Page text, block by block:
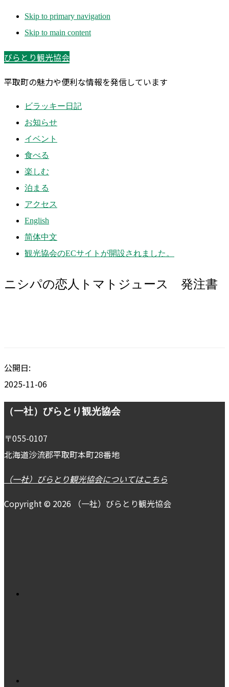
Skip to primary navigation
Skip to main content
びらとり観光協会
平取町の魅力や便利な情報を発信しています
ビラッキー日記
お知らせ
イベント
食べる
楽しむ
泊まる
アクセス
English
简体中文
観光協会のECサイトが開設されました。
ニシパの恋人トマトジュース 発注書
公開日:
2025-11-06
Footer
（一社）びらとり観光協会
〒055-0107
北海道沙流郡平取町本町28番地
（一社）びらとり観光協会についてはこちら
Copyright © 2026 （一社）びらとり観光協会